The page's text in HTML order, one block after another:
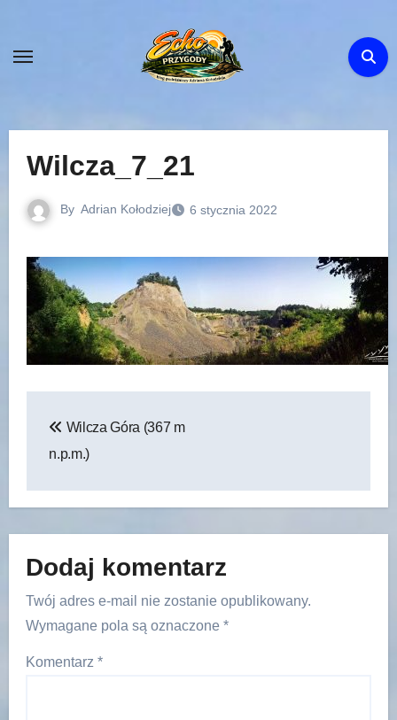
content
Wilcza_7_21
By Adrian Kołodziej 6 stycznia 2022
wpisu
Wilcza Góra (367 m
n.p.m.)
Dodaj komentarz
Twój adres e-mail nie zostanie opublikowany.
Wymagane pola są oznaczone *
Komentarz *